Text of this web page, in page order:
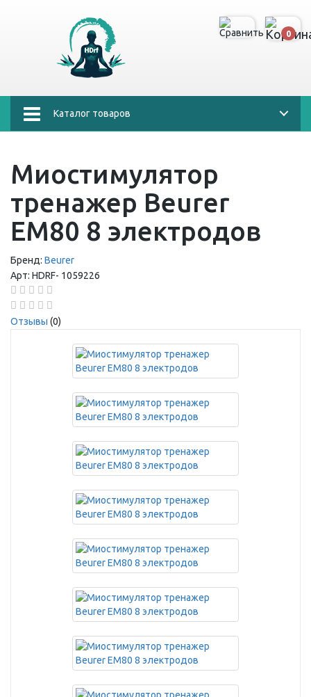
0
Каталог товаров
Миостимулятор
тренажер Beurer
EM80 8 электродов
Бренд: Beurer
Арт: HDRF- 1059226
Отзывы (0)